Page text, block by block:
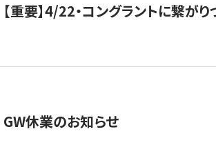
【重要】4/22・コングラントに繋が
GW休業のお知らせ